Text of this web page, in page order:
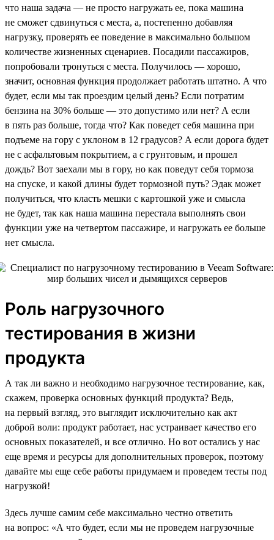
что наша задача — не просто нагружать ее, пока машина
не сможет сдвинуться с места, а, постепенно добавляя
нагрузку, проверять ее поведение в максимально большом
количестве жизненных сценариев. Посадили пассажиров,
попробовали тронуться с места. Получилось — хорошо,
значит, основная функция продолжает работать штатно. А что
будет, если мы так проездим целый день? Если потратим
бензина на 30% больше — это допустимо или нет? А если
в пять раз больше, тогда что? Как поведет себя машина при
подъеме на гору с уклоном в 12 градусов? А если дорога будет
не с асфальтовым покрытием, а с грунтовым, и прошел
дождь? Вот заехали мы в гору, но как поведут себя тормоза
на спуске, и какой длины будет тормозной путь? Эдак может
получиться, что класть мешки с картошкой уже и смысла
не будет, так как наша машина перестала выполнять свои
функции уже на четвертом пассажире, и нагружать ее больше
нет смысла.
Роль нагрузочного
тестирования в жизни
продукта
А так ли важно и необходимо нагрузочное тестирование, как,
скажем, проверка основных функций продукта? Ведь,
на первый взгляд, это выглядит исключительно как акт
доброй воли: продукт работает, нас устраивает качество его
основных показателей, и все отлично. Но вот остались у нас
еще время и ресурсы для дополнительных проверок, поэтому
давайте мы еще себе работы придумаем и проведем тесты под
нагрузкой!
Здесь лучше самим себе максимально честно ответить
на вопрос: «А что будет, если мы не проведем нагрузочные